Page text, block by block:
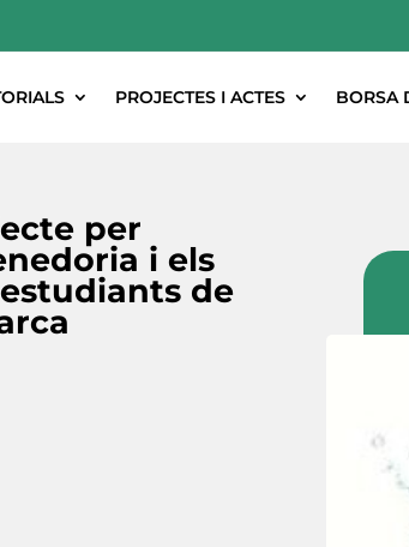
PROJECTES I ACTES BORSA
per
i els
de